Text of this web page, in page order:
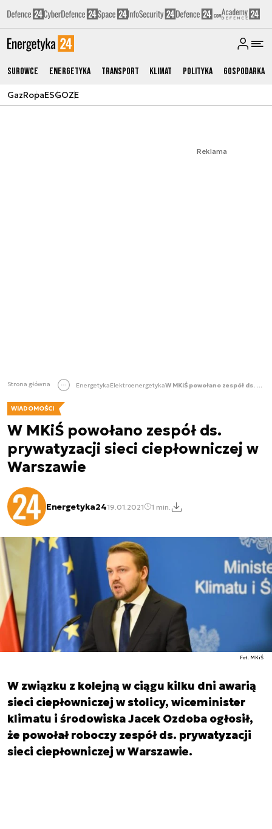
Surowce Energetyka Transport Klimat Polityka Gospodarka
GazRopaESGOZE
Reklama
Strona główna EnergetykaElektroenergetyka W MKiŚ powołano zespół ds. prywatyzacji sieci ciepłowniczej w Warszawie
WIADOMOŚCI
W MKiŚ powołano zespół ds.
prywatyzacji sieci ciepłowniczej w
Warszawie
Energetyka2419.01.2021 1 min.
Fot. MKiŚ
W związku z kolejną w ciągu kilku dni awarią
sieci ciepłowniczej w stolicy, wiceminister
klimatu i środowiska Jacek Ozdoba ogłosił,
że powołał roboczy zespół ds. prywatyzacji
sieci ciepłowniczej w Warszawie.